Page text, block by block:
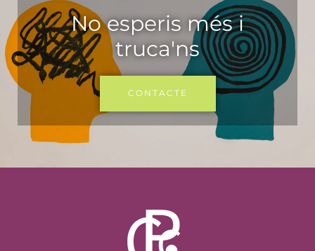
No esperis més i
truca'ns
CONTACTE